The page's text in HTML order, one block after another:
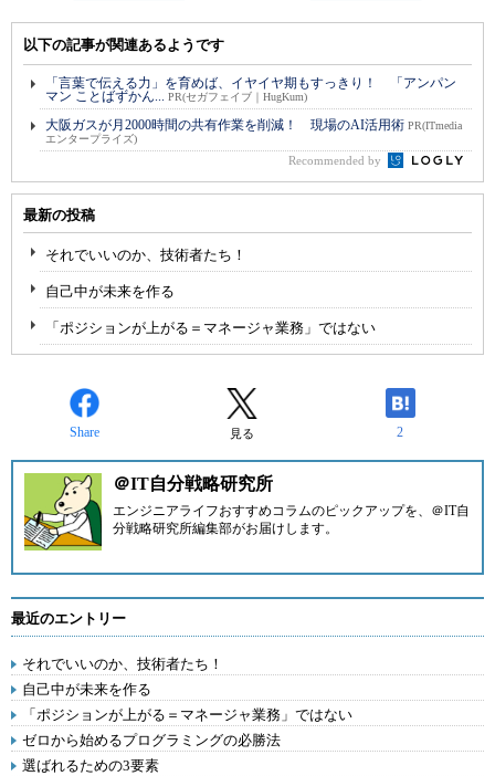
以下の記事が関連あるようです
「言葉で伝える力」を育めば、イヤイヤ期もすっきり！ 「アンパン
マン ことばずかん... PR(セガフェイブ｜HugKum)
大阪ガスが月2000時間の共有作業を削減！ 現場のAI活用術 PR(ITmedia
エンタープライズ)
Recommended by
最新の投稿
それでいいのか、技術者たち！
自己中が未来を作る
「ポジションが上がる＝マネージャ業務」ではない
Share 見る 2
＠IT自分戦略研究所
エンジニアライフおすすめコラムのピックアップを、 ＠IT自
分戦略研究所編集部がお届けします。
最近のエントリー
それでいいのか、技術者たち！
自己中が未来を作る
「ポジションが上がる＝マネージャ業務」ではない
ゼロから始めるプログラミングの必勝法
選ばれるための3要素